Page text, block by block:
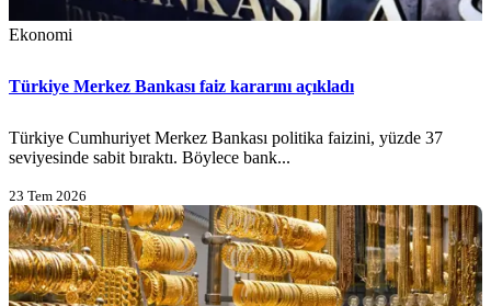
Ekonomi
Türkiye Merkez Bankası faiz kararını açıkladı
Türkiye Cumhuriyet Merkez Bankası politika faizini, yüzde 37
seviyesinde sabit bıraktı. Böylece bank...
23 Tem 2026